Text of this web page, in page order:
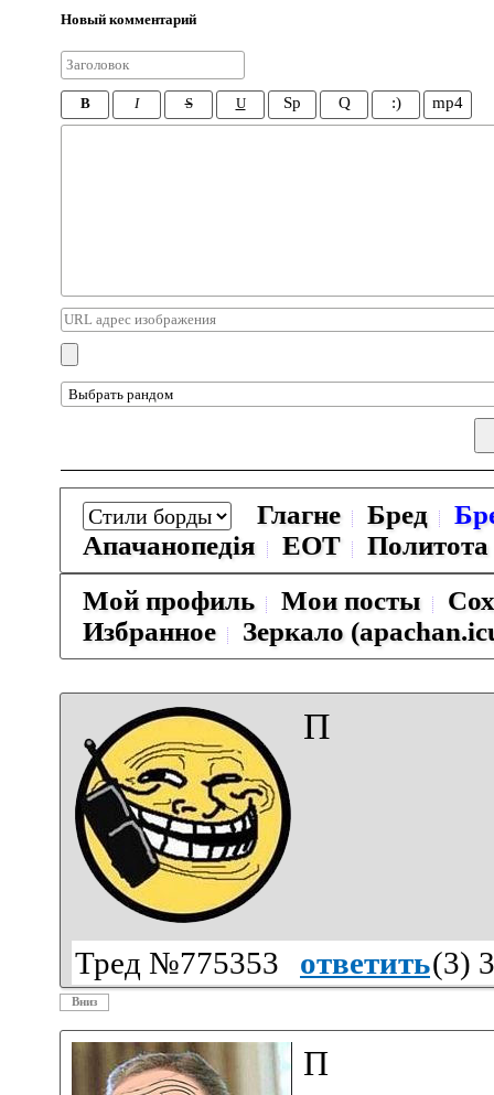
Новый комментарий
B I S U Sp Q :) mp4
Глагне Бред
Апачанопедiя
ЕОТ
Политота
Мой профиль
Мои посты
Избранное
Зеркало
П
Тред №775353 ответить(3)
Вниз
П